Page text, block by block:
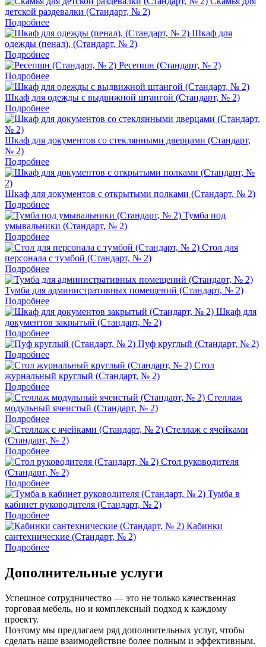
детской раздевалки (Стандарт, № 2)
Подробнее
Шкаф для
одежды (пенал), (Стандарт, № 2)
Подробнее
Ресепшн (Стандарт, № 2)
Подробнее
Шкаф для одежды с выдвижной штангой (Стандарт, № 2)
Подробнее
Шкаф для документов со стеклянными дверцами (Стандарт,
№ 2)
Подробнее
Шкаф для документов с открытыми полками (Стандарт, № 2)
Подробнее
Тумба под
умывальники (Стандарт, № 2)
Подробнее
Стол для
персонала с тумбой (Стандарт, № 2)
Подробнее
Тумба для административных помещений (Стандарт, № 2)
Подробнее
Шкаф для
документов закрытый (Стандарт, № 2)
Подробнее
Пуф круглый (Стандарт, № 2)
Подробнее
Стол
журнальный круглый (Стандарт, № 2)
Подробнее
Стеллаж
модульный ячеистый (Стандарт, № 2)
Подробнее
Стеллаж с ячейками
(Стандарт, № 2)
Подробнее
Стол руководителя
(Стандарт, № 2)
Подробнее
Тумба в
кабинет руководителя (Стандарт, № 2)
Подробнее
Кабинки
сантехнические (Стандарт, № 2)
Подробнее
Дополнительные услуги
Успешное сотрудничество — это не только качественная
торговая мебель, но и комплексный подход к каждому
проекту.
Поэтому мы предлагаем ряд дополнительных услуг, чтобы
сделать наше взаимодействие более полным и эффективным.